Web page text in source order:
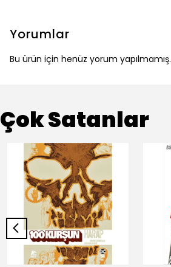
Yorumlar
Bu ürün için henüz yorum yapılmamış.
Çok Satanlar